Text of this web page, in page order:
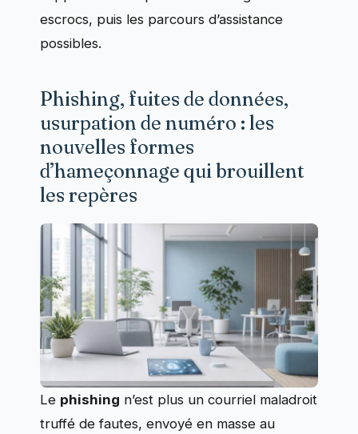
escrocs, puis les parcours d’assistance
possibles.
Phishing, fuites de données,
usurpation de numéro : les
nouvelles formes
d’hameçonnage qui brouillent
les repères
Le phishing n’est plus un courriel maladroit
truffé de fautes, envoyé en masse au